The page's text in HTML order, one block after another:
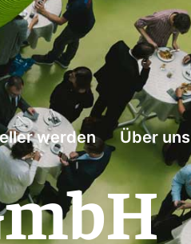
werden Über uns